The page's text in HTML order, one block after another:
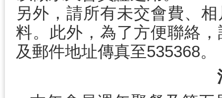
另外，請所有未交會費、
料。此外，為了方便聯絡
及郵件地址傳真至535368。